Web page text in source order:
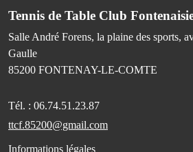
Tennis de Table Club
Salle André Forens, la plaine des sports,
Gaulle
85200 FONTENAY-LE-COMTE
Tél. : 06.74.51.23.87
ttcf.85200@gmail.com
Informations légales